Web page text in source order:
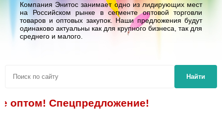
Компания Энитос занимает одно из лидирующих мест
на Российском рынке в сегменте оптовой торговли
товаров и оптовых закупок. Наши предложения будут
одинаково актуальны как для крупного бизнеса, так для
среднего и малого.
Найти